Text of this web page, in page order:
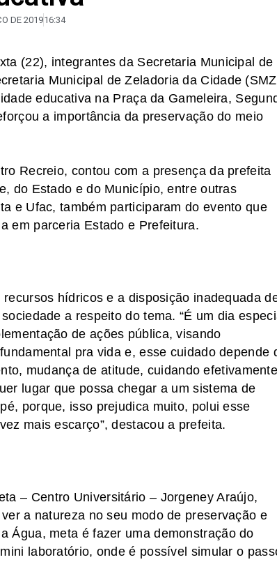
DE 201916:34
(22), integrantes da Secretaria Municipal de
Municipal de Zeladoria da Cidade
educativa na Praça da Gameleira,
a importância da preservação do meio
Recreio, contou com a presença da prefeita
do Estado e do Município, entre outras
e Ufac, também participaram do evento que
em parceria Estado e Prefeitura.
hídricos e a disposição inadequada
a respeito do tema. “É um dia
de ações pública, visando
pra vida e, esse cuidado depende
mudança de atitude, cuidando
lugar que possa chegar a um sistema de
porque, isso prejudica muito, polui esse
mais escarço”, destacou a prefeita.
– Centro Universitário – Jorgeney Araújo,
a natureza no seu modo de preservação e
Água, meta é fazer uma demonstração do
laboratório, onde é possível simular o